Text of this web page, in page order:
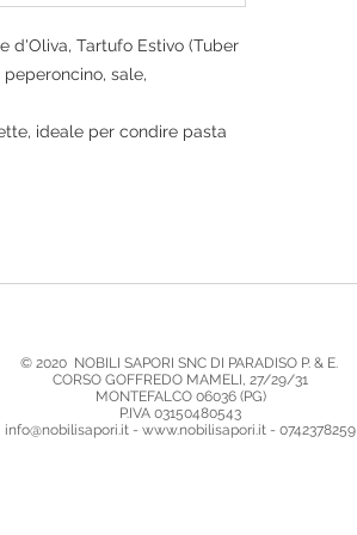
d'Oliva, Tartufo Estivo (Tuber
sale,
ideale per condire pasta
© 2020 ​ NOBILI SAPORI SNC DI PARADISO P. & E.
CORSO GOFFREDO MAMELI, 27/29/31
MONTEFALCO 06036 (PG)
P.IVA 03150480543
info@nobilisapori.it - www.nobilisapori.it - 0742378259